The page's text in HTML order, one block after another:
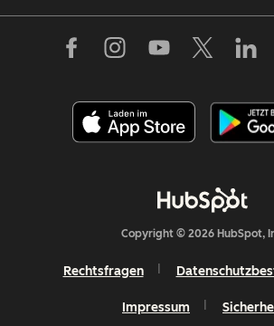
Copyright © 2026 HubSpot,
Rechtsfragen
Impressum